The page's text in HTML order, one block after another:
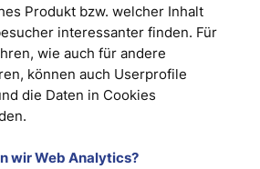
Produkt bzw. welcher Inhalt
interessanter finden. Für
wie auch für andere
können auch Userprofile
die Daten in Cookies
wir Web Analytics?